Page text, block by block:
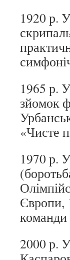
1920 р.
1965 р.
зйомок
«Чисте
1970 р.
Європи,
команди
2000 р.